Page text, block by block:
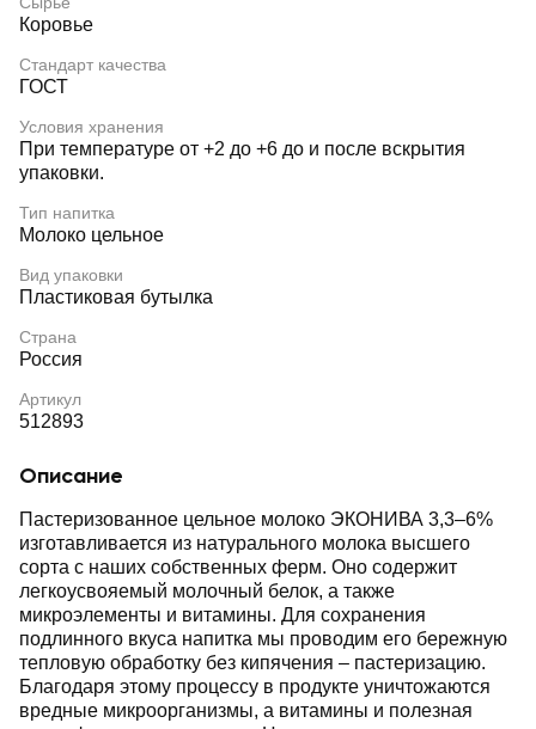
Коровье
Стандарт качества
ГОСТ
Условия хранения
При температуре от +2 до +6 до и после вскрытия
упаковки.
Тип напитка
Молоко цельное
Вид упаковки
Пластиковая бутылка
Страна
Россия
Артикул
512893
Описание
Пастеризованное цельное молоко ЭКОНИВА 3,3–6%
изготавливается из натурального молока высшего
сорта с наших собственных ферм. Оно содержит
легкоусвояемый молочный белок, а также
микроэлементы и витамины. Для сохранения
подлинного вкуса напитка мы проводим его бережную
тепловую обработку без кипячения – пастеризацию.
Благодаря этому процессу в продукте уничтожаются
вредные микроорганизмы, а витамины и полезная